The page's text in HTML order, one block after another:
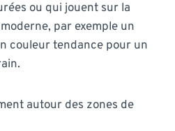
ou qui jouent sur la
par exemple un
couleur tendance pour un
autour des zones de